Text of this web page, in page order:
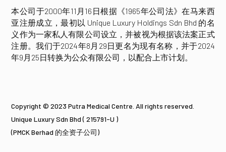
本公司于2000年11月16日根据《1965年公司法》在马来西
亚注册成立，最初以 Unique Luxury Holdings Sdn Bhd 的名
义作为一家私人有限公司设立，并被视为根据该法案正式
注册。我们于2024年8月29日更名为现有名称，并于2024
年9月25日转换为公众有限公司，以配合上市计划。
Copyright © 2023 Putra Medical Centre. All rights reserved.
Unique Luxury Sdn Bhd ( 215791-U )
(PMCK Berhad 的全资子公司)